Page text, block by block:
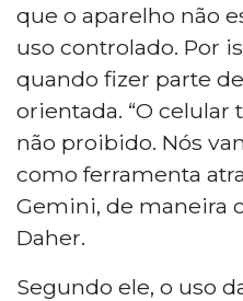
que o aparelho não
uso controlado. Por
quando fizer parte
orientada. “O
não proibido. Nós
como ferramenta
Gemini, de maneira
Daher.
Segundo ele, o uso